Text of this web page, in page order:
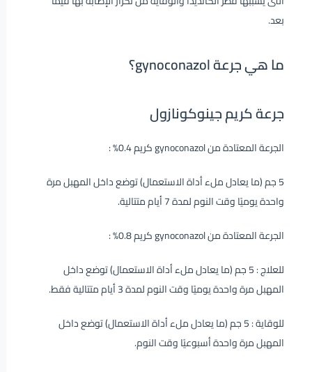
بعد.
ما هي جرعة gynoconazol؟
جرعة كريم جينوكونازول
الجرعة المعتادة من gynoconazol كريم 0.4% :
5 جم (ما يعادل ملء أداة الاستعمال) توضع داخل المهبل مرة
واحدة يوميًا وقت النوم لمدة 7 أيام متتالية.
الجرعة المعتادة من gynoconazol كريم 0.8% :
للعلاج : 5 جم (ما يعادل ملء أداة الاستعمال) توضع داخل
المهبل مرة واحدة يوميًا وقت النوم لمدة 3 أيام متتالية فقط.
للوقاية : 5 جم (ما يعادل ملء أداة الاستعمال) توضع داخل
المهبل مرة واحدة أسبوعيًا وقت النوم.